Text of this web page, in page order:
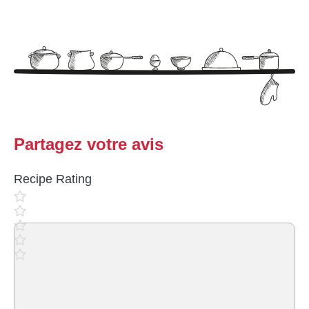
Partagez votre avis
Recipe Rating
Commentaire